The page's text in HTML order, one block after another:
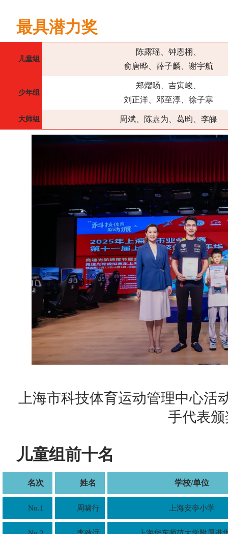
最具潜力奖
儿童组
陈露瑶、钟恩栩、
俞唐晔、薛子麟、 谢宇航
少年组
郑熠旸、吉寅峻、
刘正洋、邓至淳、 徐子寒
大师组 周斌、陈嘉为、葛昀、李皞
上海市科技体育运动管理中心
手代表颁
儿童组前十名
名次 姓名 学校/单位
No.1 周啸行 上海安亭小学